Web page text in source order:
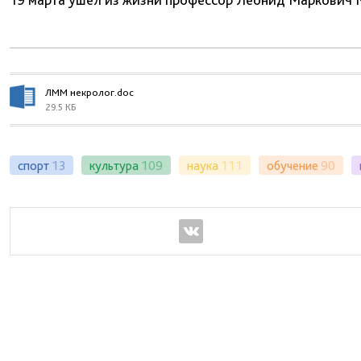
ЛММ некролог.doc
29.5 КБ
спорт 13 культура 109 наука 111 обучение 90